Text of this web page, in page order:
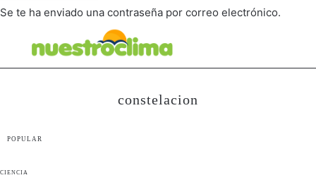
Se te ha enviado una contraseña por correo electrónico.
constelacion
POPULAR
CIENCIA